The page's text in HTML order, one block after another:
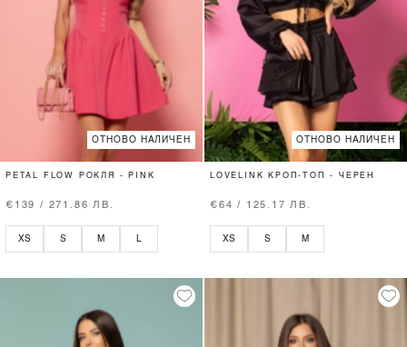
ОТНОВО НАЛИЧЕН
PETAL FLOW РОКЛЯ - PINK
€139 / 271.86 ЛВ.
XS S M L
ОТНОВО НАЛИЧЕН
LOVELINK КРОП-ТОП - ЧЕРЕН
€64 / 125.17 ЛВ.
XS S M